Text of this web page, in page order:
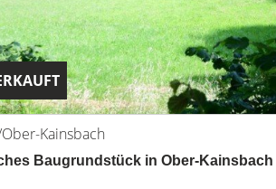
Kainsbach
Baugrundstück in Ober-Kainsbach